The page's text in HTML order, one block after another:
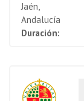
Jaén,
Andalucía
Duración: